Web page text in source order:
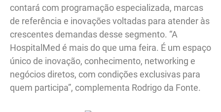
contará com programação especializada, marcas
de referência e inovações voltadas para atender às
crescentes demandas desse segmento. “A
HospitalMed é mais do que uma feira. É um espaço
único de inovação, conhecimento, networking e
negócios diretos, com condições exclusivas para
quem participa”, complementa Rodrigo da Fonte.